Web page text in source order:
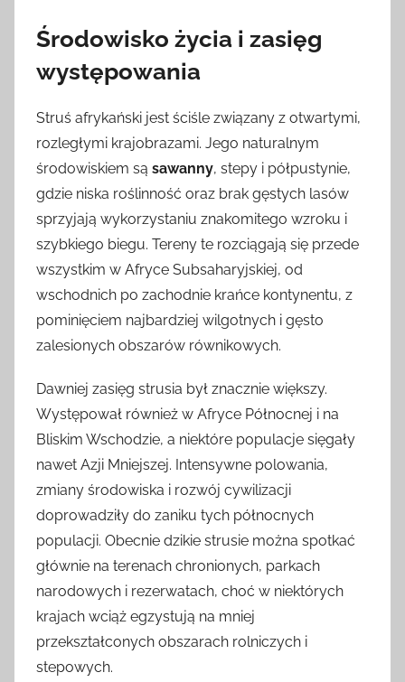
Środowisko życia i zasięg
występowania
Struś afrykański jest ściśle związany z otwartymi,
rozległymi krajobrazami. Jego naturalnym
środowiskiem są sawanny, stepy i półpustynie,
gdzie niska roślinność oraz brak gęstych lasów
sprzyjają wykorzystaniu znakomitego wzroku i
szybkiego biegu. Tereny te rozciągają się przede
wszystkim w Afryce Subsaharyjskiej, od
wschodnich po zachodnie krańce kontynentu, z
pominięciem najbardziej wilgotnych i gęsto
zalesionych obszarów równikowych.
Dawniej zasięg strusia był znacznie większy.
Występował również w Afryce Północnej i na
Bliskim Wschodzie, a niektóre populacje sięgały
nawet Azji Mniejszej. Intensywne polowania,
zmiany środowiska i rozwój cywilizacji
doprowadziły do zaniku tych północnych
populacji. Obecnie dzikie strusie można spotkać
głównie na terenach chronionych, parkach
narodowych i rezerwatach, choć w niektórych
krajach wciąż egzystują na mniej
przekształconych obszarach rolniczych i
stepowych.